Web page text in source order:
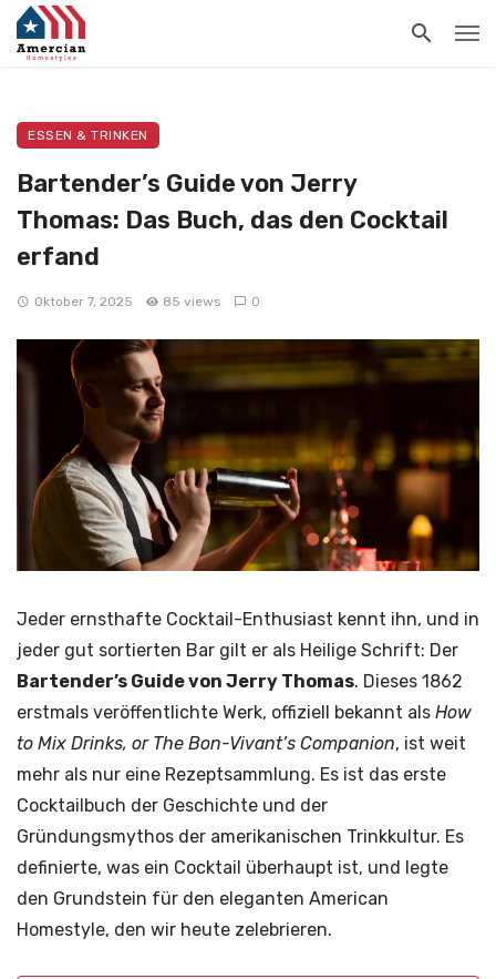
ESSEN & TRINKEN
Bartender’s Guide von Jerry
Thomas: Das Buch, das den Cocktail
erfand
Oktober 7, 2025 85 views 0
Jeder ernsthafte Cocktail-Enthusiast kennt ihn, und in
jeder gut sortierten Bar gilt er als Heilige Schrift: Der
Bartender’s Guide von Jerry Thomas. Dieses 1862
erstmals veröffentlichte Werk, offiziell bekannt als How
to Mix Drinks, or The Bon-Vivant’s Companion, ist weit
mehr als nur eine Rezeptsammlung. Es ist das erste
Cocktailbuch der Geschichte und der
Gründungsmythos der amerikanischen Trinkkultur. Es
definierte, was ein Cocktail überhaupt ist, und legte
den Grundstein für den eleganten American
Homestyle, den wir heute zelebrieren.